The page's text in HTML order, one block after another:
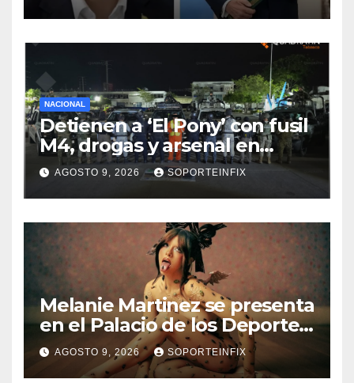
NACIONAL
Detienen a ‘El Pony’ con fusil
M4, drogas y arsenal en
carretera de Tabasco
AGOSTO 9, 2026 SOPORTEINFIX
Melanie Martinez se presenta
en el Palacio de los Deportes
con ‘Hades: The Sacrifice
Tour’
AGOSTO 9, 2026 SOPORTEINFIX